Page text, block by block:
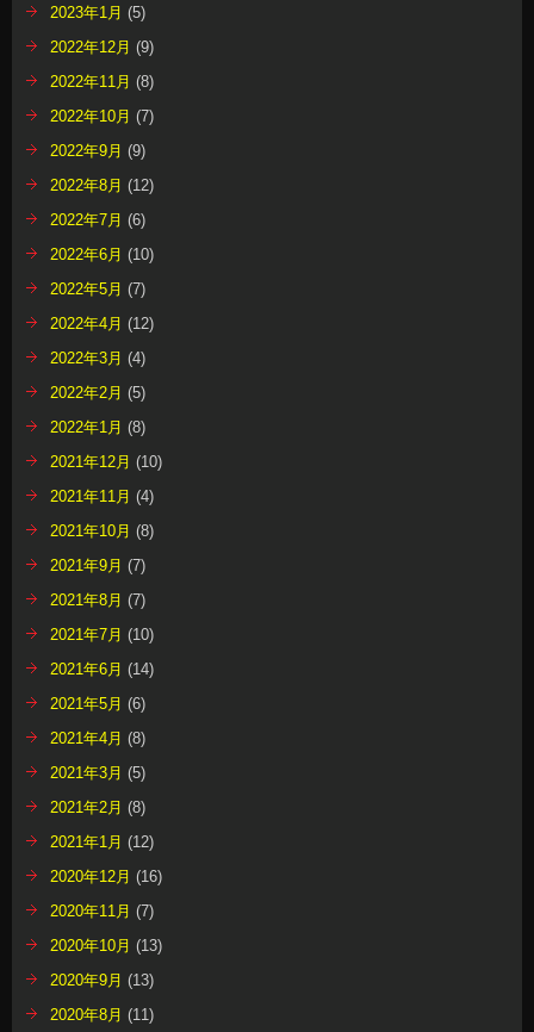
2023年1月 (5)
2022年12月 (9)
2022年11月 (8)
2022年10月 (7)
2022年9月 (9)
2022年8月 (12)
2022年7月 (6)
2022年6月 (10)
2022年5月 (7)
2022年4月 (12)
2022年3月 (4)
2022年2月 (5)
2022年1月 (8)
2021年12月 (10)
2021年11月 (4)
2021年10月 (8)
2021年9月 (7)
2021年8月 (7)
2021年7月 (10)
2021年6月 (14)
2021年5月 (6)
2021年4月 (8)
2021年3月 (5)
2021年2月 (8)
2021年1月 (12)
2020年12月 (16)
2020年11月 (7)
2020年10月 (13)
2020年9月 (13)
2020年8月 (11)